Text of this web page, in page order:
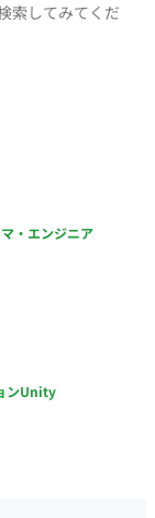
索してみてくだ
・エンジニア
ンUnity